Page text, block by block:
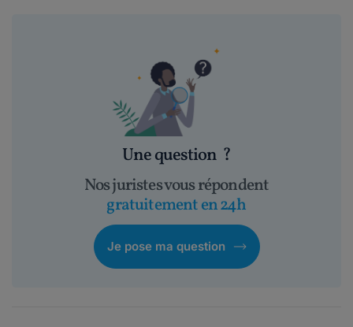
Une question ?
Nos juristes vous répondent
gratuitement en 24h
Je pose ma question